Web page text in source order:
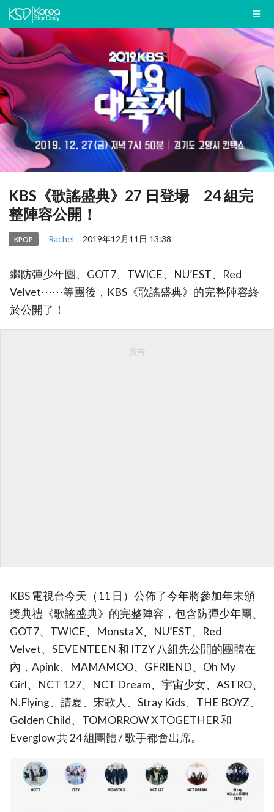
KBS《歌謠盛典》27 日登場 24 組完
整陣容公開！
KPOP Rachel 2019年12月11日 13:38
繼防彈少年團、GOT7、TWICE、NU’EST、Red
Velvet⋯⋯等團後，KBS《歌謠盛典》的完整陣容終
於公開了！
廣告
KBS 電視台今天（11 日）公佈了今年將參加年末頒
獎典禮《歌謠盛典》的完整陣容，包含防彈少年團、
GOT7、TWICE、Monsta X、NU’EST、Red
Velvet、SEVENTEEN 和 ITZY 八組先公開的團體在
內，Apink、MAMAMOO、GFRIEND、Oh My
Girl、NCT 127、NCT Dream、宇宙少女、ASTRO、
N.Flying、請夏、宋歌人、Stray Kids、THE BOYZ、
Golden Child、TOMORROW X TOGETHER 和
Everglow 共 24 組團體 / 歌手都會出席。